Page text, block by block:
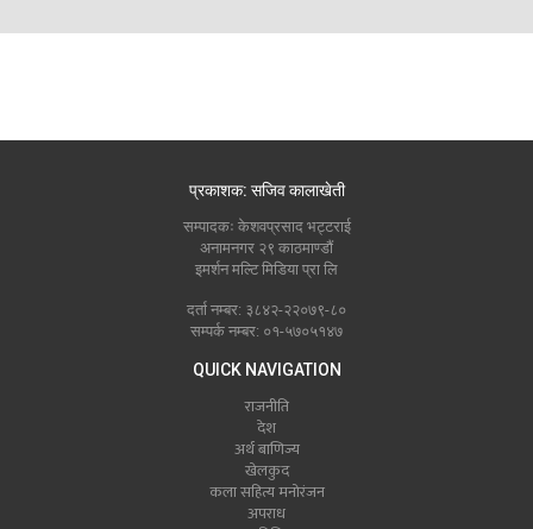
प्रकाशक: सजिव कालाखेती
सम्पादकः केशवप्रसाद भट्टराई
अनामनगर २९ काठमाण्डौं
इमर्शन मल्टि मिडिया प्रा लि
दर्ता नम्बर: ३८४२-२२०७९-८०
सम्पर्क नम्बर: ०१-५७०५१४७
QUICK NAVIGATION
राजनीति
देश
अर्थ बाणिज्य
खेलकुद
कला सहित्य मनोरंजन
अपराध